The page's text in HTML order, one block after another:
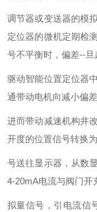
调节器或变送器的模
定位器的微机定期检
号不平衡时，偏差--
驱动智能位置定位器
通带动电机向减小偏
进而带动减速机构井
开度的位置信号转换
号送往显示器，从数
4-20mA电流与阀门开
拟量信号，引电流信